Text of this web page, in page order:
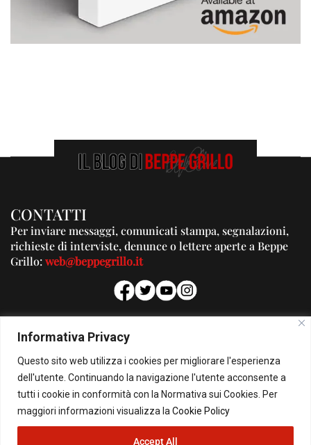
Informativa Privacy
Questo sito web utilizza i cookies per migliorare l'esperienza
dell'utente. Continuando la navigazione l'utente acconsente a
tutti i cookie in conformità con la Normativa sui Cookies. Per
maggiori informazioni visualizza la Cookie Policy
Accept All
CONTATTI
Per inviare messaggi, comunicati stampa, segnalazioni,
richieste di interviste, denunce o lettere aperte a Beppe
Grillo:web@beppegrillo.it
PUBBLICITA'
Per la tua pubblicità su questo Blog:
pubblicita@beppegrillo.it
© Copyright 2026 - Il Blog di Beppe Grillo. All Rights Reserved - Powered by